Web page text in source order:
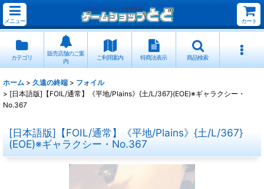
メニュー カート
カテゴリ
販売店舗のご案
内
ご利用案内 特商法表示 商品検索
ホーム > 久遠の終端 > フォイル
> [日本語版]【FOIL/通常】《平地/Plains》{土/L/367}(EOE)※ギャラクシー・
No.367
[日本語版]【FOIL/通常】《平地/Plains》{土/L/367}
(EOE)※ギャラクシー・No.367